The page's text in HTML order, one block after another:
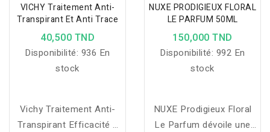
VICHY Traitement Anti-
Transpirant Et Anti Trace
40,500 TND
Disponibilité: 936 En
stock
Vichy Traitement Anti-
Transpirant Efficacité 7
NUXE PRODIGIEUX FLORAL
LE PARFUM 50ML
150,000 TND
Disponibilité: 992 En
stock
NUXE Prodigieux Floral
Le Parfum dévoile une